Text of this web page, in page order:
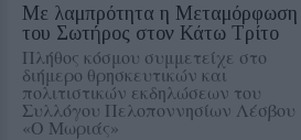
Με λαμπρότητα η Μεταμόρφωση
του Σωτήρος στον Κάτω Τρίτο
Πλήθος κόσμου συμμετείχε στο
διήμερο θρησκευτικών και
πολιτιστικών εκδηλώσεων του
Συλλόγου Πελοποννησίων Λέσβου
«Ο Μωριάς»